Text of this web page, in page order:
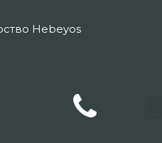
Hebeyos